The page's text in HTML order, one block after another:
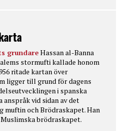
grundareHassan al-Banna
stormufti kallade honom
ritade kartan över
ligger till grund för dagens
i spanska
anspråk vid sidan av det
muftin och Brödraskapet. Han
brödraskapet.